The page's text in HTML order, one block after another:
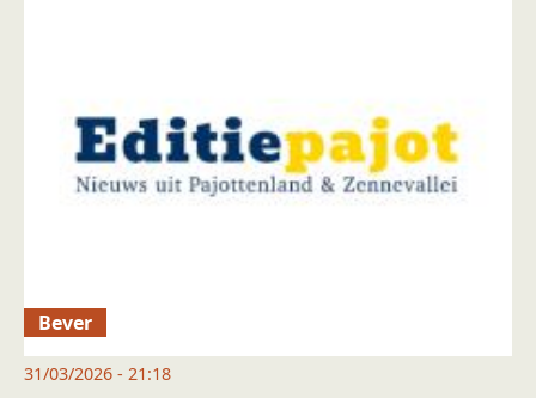
Bever
31/03/2026 - 21:18